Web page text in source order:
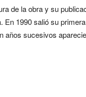
de la obra y su
1990 salió su
años sucesivos